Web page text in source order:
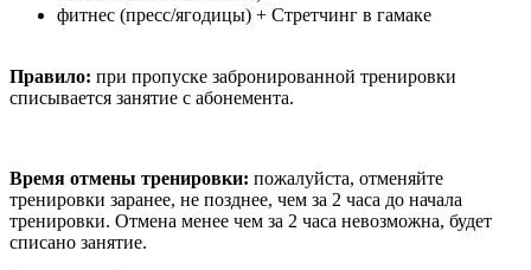
фитнес (пресс/ягодицы) + Стретчинг в гамаке
Правило: при пропуске забронированной тренировки
списывается занятие с абонемента.
Время отмены тренировки: пожалуйста, отменяйте
тренировки заранее, не позднее, чем за 2 часа до начала
тренировки. Отмена менее чем за 2 часа невозможна, будет
списано занятие.